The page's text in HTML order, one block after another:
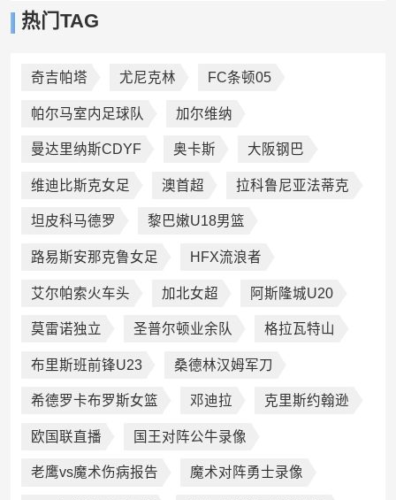
热门TAG
奇吉帕塔 尤尼克林 FC条顿05
帕尔马室内足球队 加尔维纳
曼达里纳斯CDYF 奥卡斯 大阪钢巴
维迪比斯克女足 澳首超 拉科鲁尼亚法蒂克
坦皮科马德罗 黎巴嫩U18男篮
路易斯安那克鲁女足 HFX流浪者
艾尔帕索火车头 加北女超 阿斯隆城U20
莫雷诺独立 圣普尔顿业余队 格拉瓦特山
布里斯班前锋U23 桑德林汉姆军刀
希德罗卡布罗斯女篮 邓迪拉 克里斯约翰逊
欧国联直播 国王对阵公牛录像
老鹰vs魔术伤病报告 魔术对阵勇士录像